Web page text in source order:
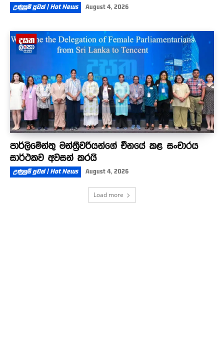
උණුසුම් පුවත් | Hot News August 4, 2026
පාර්ලිමේන්තු මන්ත්‍රීවරියන්ගේ චීනයේ කළ සංචාරය
සාර්ථකව අවසන් කරයි
උණුසුම් පුවත් | Hot News August 4, 2026
Load more